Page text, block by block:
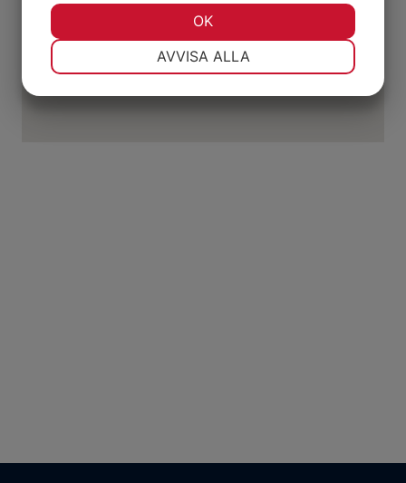
AVVISA ALLA
OK